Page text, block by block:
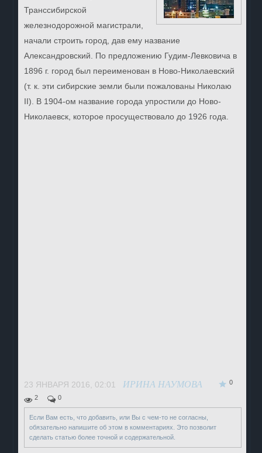
Транссибирской
железнодорожной магистрали,
начали строить город, дав ему название
Александровский. По предложению Гудим-Левковича в
1896 г. город был переименован в Ново-Николаевский
(т. к. эти сибирские земли были пожалованы Николаю
II). В 1904-ом название города упростили до Ново-
Николаевск, которое просуществовало до 1926 года.
23 ЯНВАРЯ 2016, 02:01 ИРИНА НАУМОВА 0
2 0
Если Вам есть, что добавить, или Вы с чем-то не согласны,
обязательно напишите об этом в комментариях. Это позволит
сделать статью более точной и содержательной.